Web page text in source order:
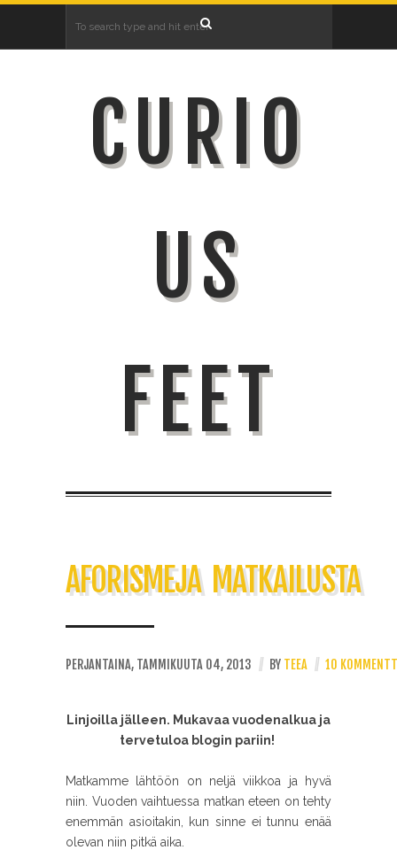
CURIO
US
FEET
AFORISMEJA MATKAILUSTA
PERJANTAINA, TAMMIKUUTA 04, 2013 // BY TEEA // 10
Linjoilla jälleen. Mukavaa vuodenalkua ja
tervetuloa blogin pariin!
Matkamme lähtöön on neljä viikkoa ja hyvä
niin. Vuoden vaihtuessa matkan eteen on tehty
enemmän asioitakin, kun sinne ei tunnu enää
olevan niin pitkä aika.